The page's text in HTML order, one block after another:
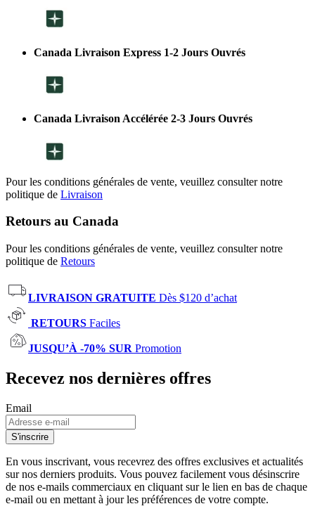
Canada Livraison Express 1-2 Jours Ouvrés
Canada Livraison Accélérée 2-3 Jours Ouvrés
Pour les conditions générales de vente, veuillez consulter notre
politique de Livraison
Retours au Canada
Pour les conditions générales de vente, veuillez consulter notre
politique de Retours
LIVRAISON GRATUITE Dès $120 d’achat
RETOURS Faciles
JUSQU’À -70% SUR Promotion
Recevez nos dernières offres
Email
S'inscrire
En vous inscrivant, vous recevrez des offres exclusives et actualités
sur nos derniers produits. Vous pouvez facilement vous désinscrire
de nos e-mails commerciaux en cliquant sur le lien en bas de chaque
e-mail ou en mettant à jour les préférences de votre compte.